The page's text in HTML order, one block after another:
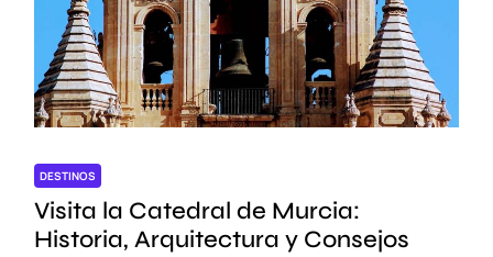
DESTINOS
Visita la Catedral de Murcia:
Historia, Arquitectura y Consejos